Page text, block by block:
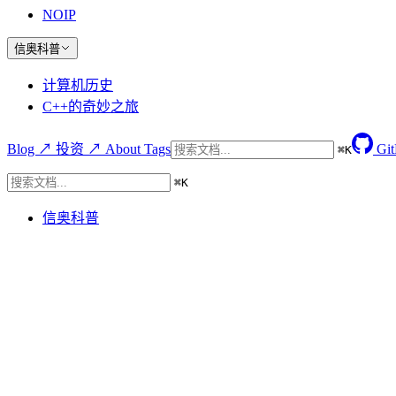
NOIP
信奥科普
计算机历史
C++的奇妙之旅
Blog ↗ 投资 ↗ About Tags ⌘K
⌘K
信奥科普